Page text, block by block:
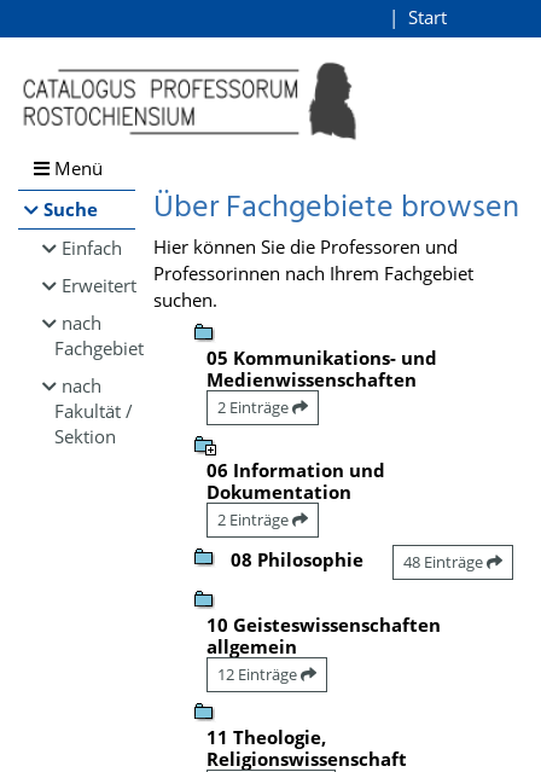
Browsen
direkt zum Inhalt
Start
Menü
Suche
Einfach
Erweitert
nach
Fachgebiet
nach
Fakultät /
Sektion
Über Fachgebiete browsen
Hier können Sie die Professoren und
Professorinnen nach Ihrem Fachgebiet
suchen.
05 Kommunikations- und
Medienwissenschaften
2 Einträge
06 Information und
Dokumentation
2 Einträge
08 Philosophie 48 Einträge
10 Geisteswissenschaften
allgemein
12 Einträge
11 Theologie,
Religionswissenschaft